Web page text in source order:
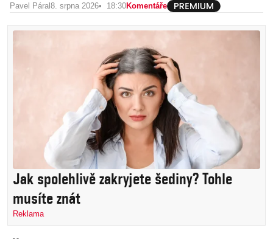
Pavel Páral 8. srpna 2026 18:30Komentáře
Jak spolehlivě zakryjete šediny? Tohle
musíte znát
Reklama